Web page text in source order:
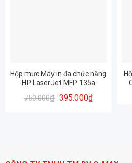
Hộp mực Máy in đa chức năng
HP LaserJet MFP 135a
NGUYÊN HỘP
750.000₫ 395.000₫